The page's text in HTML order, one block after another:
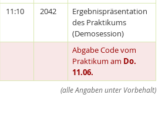
(alle Angaben unter Vorbehalt)
11:10 2042
Ergebnispräsentation
des Praktikums
(Demosession)
Abgabe Code vom
Praktikum am Do.
11.06.